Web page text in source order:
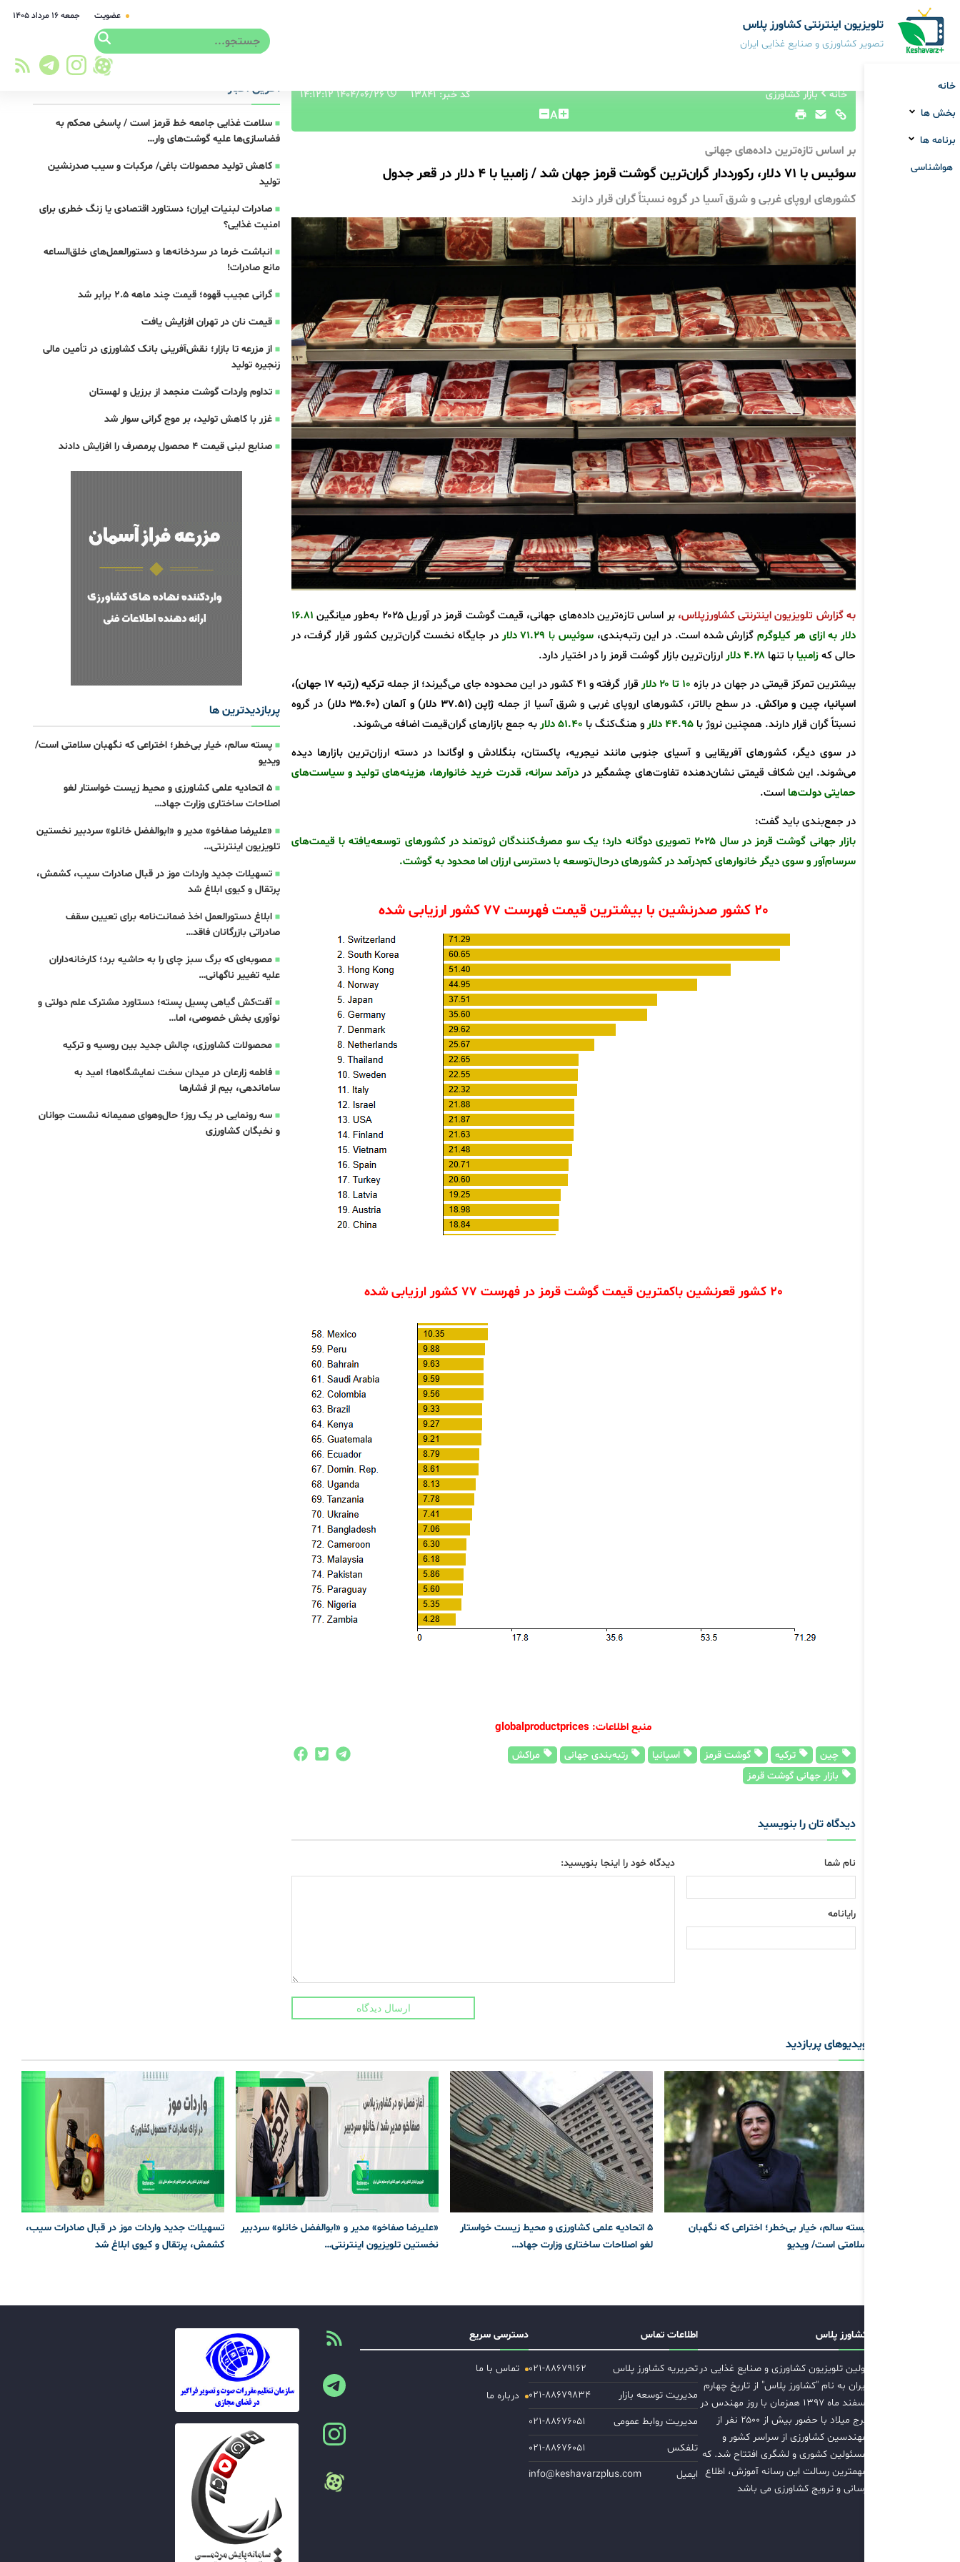
تلویزیون اینترنتی کشاورز پلاس
تصویر کشاورزی و صنایع غذایی ایران
عضویت جمعه ۱۶ مرداد ۱۴۰۵
خانه
بخش ها
برنامه ها
هواشناسی
خانه بازار کشاورزی کد خبر: 13841 ۱۴۰۴/۰۶/۲۶ ۱۴:۱۲:۱۲
A
بر اساس تازه‌ترین داده‌های جهانی
سوئیس با ۷۱ دلار، رکورددار گران‌ترین گوشت قرمز جهان شد / زامبیا با ۴ دلار در قعر جدول
کشورهای اروپای غربی و شرق آسیا در گروه نسبتاً گران قرار دارند
به گزارش تلویزیون اینترنتی کشاورزپلاس، بر اساس تازه‌ترین داده‌های جهانی، قیمت گوشت قرمز در آوریل ۲۰۲۵ به‌طور میانگین
۱۶.۸۱
دلار به ازای هر کیلوگرمگزارش شده است. در این رتبه‌بندی، سوئیس با ۷۱.۲۹ دلار
در جایگاه نخست گران‌ترین کشور قرار گرفت، در
حالی کهزامبیابا تنها ۴.۲۸ دلار
ارزان‌ترین بازار گوشت قرمز را در اختیار دارد.
بیشترین تمرکز قیمتی در جهان در بازه ۱۰ تا ۲۰ دلار قرار گرفته و ۴۱ کشور در این محدوده جای می‌گیرند؛ از جمله
ترکیه (رتبه 17 جهان)،
اسپانیا، چین و مراکش. در سطح بالاتر، کشورهای اروپای غربی و شرق آسیا از جمله ژاپن (۳۷.۵۱ دلار) و آلمان (۳۵.۶۰ دلار)
در گروه
نسبتاً گران قرار دارند. همچنین نروژ با ۴۴.۹۵ دلار و هنگ‌کنگ با ۵۱.۴۰ دلار
به جمع بازارهای گران‌قیمت اضافه می‌شوند.
در سوی دیگر، کشورهای آفریقایی و آسیای جنوبی مانند نیجریه، پاکستان، بنگلادش و اوگاندا در دسته ارزان‌ترین بازارها دیده
می‌شوند. این شکاف قیمتی نشان‌دهنده تفاوت‌های چشمگیر در درآمد سرانه، قدرت خرید خانوارها، هزینه‌های تولید و سیاست‌های
حمایتی دولت‌هااست.
در جمع‌بندی باید گفت:
بازار جهانی گوشت قرمز در سال ۲۰۲۵ تصویری دوگانه دارد؛ یک سو مصرف‌کنندگان ثروتمند در کشورهای توسعه‌یافته با قیمت‌های
سرسام‌آور و سوی دیگر خانوارهای کم‌درآمد در کشورهای درحال‌توسعه با دسترسی ارزان اما محدود به گوشت.
20 کشور صدرنشین با بیشترین قیمت فهرست 77 کشور ارزیابی شده
20 کشور قعرنشین باکمترین قیمت گوشت قرمز در فهرست 77 کشور ارزیابی شده
منبع اطلاعات: globalproductprices
چین ترکیه گوشت قرمز اسپانیا رتبه‌بندی جهانی
مراکش
بازار جهانی گوشت قرمز
دیدگاه تان را بنویسید
نام شما
رایانامه
دیدگاه خود را اینجا بنویسید:
ارسال دیدگاه
آخرین اخبار
سلامت غذایی جامعه خط قرمز است / پاسخی محکم به
فضاسازی‌ها علیه گوشت‌های وار…
کاهش تولید محصولات باغی/ مرکبات و سیب صدرنشین
تولید
صادرات لبنیات ایران؛ دستاورد اقتصادی یا زنگ خطری برای
امنیت غذایی؟
انباشت خرما در سردخانه‌ها و دستورالعمل‌های خلق‌الساعه
مانع صادرات!
گرانی عجیب قهوه؛ قیمت‌ چند ماهه 2.5 برابر شد
قیمت نان در تهران افزایش یافت
از مزرعه تا بازار؛ نقش‌آفرینی بانک کشاورزی در تأمین مالی
زنجیره تولید
تداوم واردات گوشت منجمد از برزیل و لهستان
غزر با کاهش تولید، بر موج گرانی سوار شد
صنایع لبنی قیمت 4 محصول پرمصرف را افزایش دادند
پربازدیدترین ها
پسته سالم، خیار بی‌خطر؛ اختراعی که نگهبان سلامتی است/
ویدیو
5 اتحادیه علمی کشاورزی و محیط زیست خواستار لغو
اصلاحات ساختاری وزارت جهاد…
«علیرضا صفاخو» مدیر و «ابوالفضل خانلو» سردبیر نخستین
تلویزیون اینترنتی…
تسهیلات جدید واردات موز در قبال صادرات سیب، کشمش،
پرتقال و کیوی ابلاغ شد
ابلاغ دستورالعمل اخذ ضمانت‌نامه برای تعیین سقف
صادراتی بازرگانان فاقد…
مصوبه‌ای که برگ سبز چای را به حاشیه برد؛ کارخانه‌داران
علیه تغییر ناگهانی…
آفت‌کش گیاهی پسیل پسته؛ دستاورد مشترک علم دولتی و
نوآوری بخش خصوصی، اما…
محصولات کشاورزی، چالش جدید بین روسیه و ترکیه
فاطمه زارعان در میدان سخت نمایشگاه‌ها؛ امید به
ساماندهی، بیم از فشارها
سه رونمایی در یک روز؛ حال‌وهوای صمیمانه نشست جوانان
و نخبگان کشاورزی
ویدیوهای پربازدید
پسته سالم، خیار بی‌خطر؛ اختراعی که نگهبان
سلامتی است/ ویدیو
5 اتحادیه علمی کشاورزی و محیط زیست خواستار
لغو اصلاحات ساختاری وزارت جهاد…
«علیرضا صفاخو» مدیر و «ابوالفضل خانلو» سردبیر
نخستین تلویزیون اینترنتی…
تسهیلات جدید واردات موز در قبال صادرات سیب،
کشمش، پرتقال و کیوی ابلاغ شد
کشاورز پلاس
اولین تلویزیون کشاورزی و صنایع غذایی در
ایران به نام "کشاورز پلاس" از تاریخ چهارم
اسفند ماه ۱۳۹۷ همزمان با روز مهندس در
برج میلاد با حضور بیش از ۲۵۰۰ نفر از
مهندسین کشاورزی از سراسر کشور و
مسئولین کشوری و لشگری افتتاح شد. که
مهمترین رسالت این رسانه آموزش، اطلاع
رسانی و ترویج کشاورزی می باشد
اطلاعات تماس
تحریریه کشاورز پلاس
۰۲۱-۸۸۶۷۹۱۶۲
مدیریت توسعه بازار
۰۲۱-۸۸۶۷۹۸۳۴
مدیریت روابط عمومی
۰۲۱-۸۸۶۷۶۰۵۱
تلفکس
۰۲۱-۸۸۶۷۶۰۵۱
ایمیل
info@keshavarzplus.com
دسترسی سریع
تماس با ما
درباره ما